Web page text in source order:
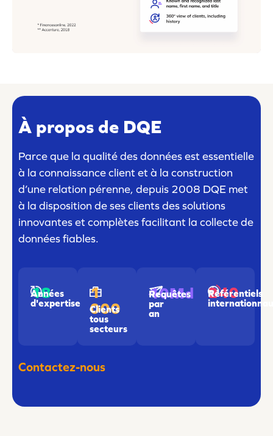
À propos de DQE
Parce que la qualité des données est essentielle
à la connaissance client et à la construction
d’une relation pérenne, depuis 2008 DQE met
à la disposition de ses clients des solutions
innovantes et complètes facilitant la collecte de
données fiables.
18
Années
d'expertise
1
000
Clients
tous
secteurs
10Md
Requêtes
par
an
240
Référentiels
Contactez-nous